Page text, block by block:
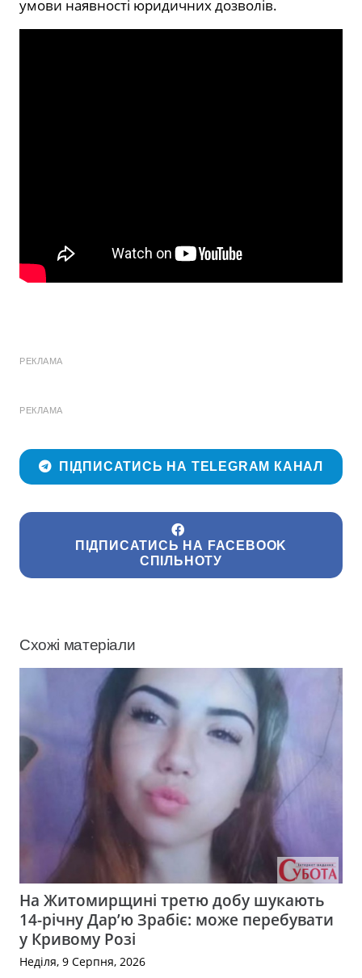
умови наявності юридичних дозволів.
РЕКЛАМА
РЕКЛАМА
ПІДПИСАТИСЬ НА TELEGRAM КАНАЛ
ПІДПИСАТИСЬ НА FACEBOOK
СПІЛЬНОТУ
Схожі матеріали
На Житомирщині третю добу шукають
14-річну Дар’ю Зрабіє: може перебувати
у Кривому Розі
Неділя, 9 Серпня, 2026